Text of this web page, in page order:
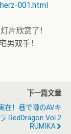
001.html
片欣赏了！
男双手！
下一篇文章
在！巷で噂のAVキ
RedDragon Vol.2
RUMIKA